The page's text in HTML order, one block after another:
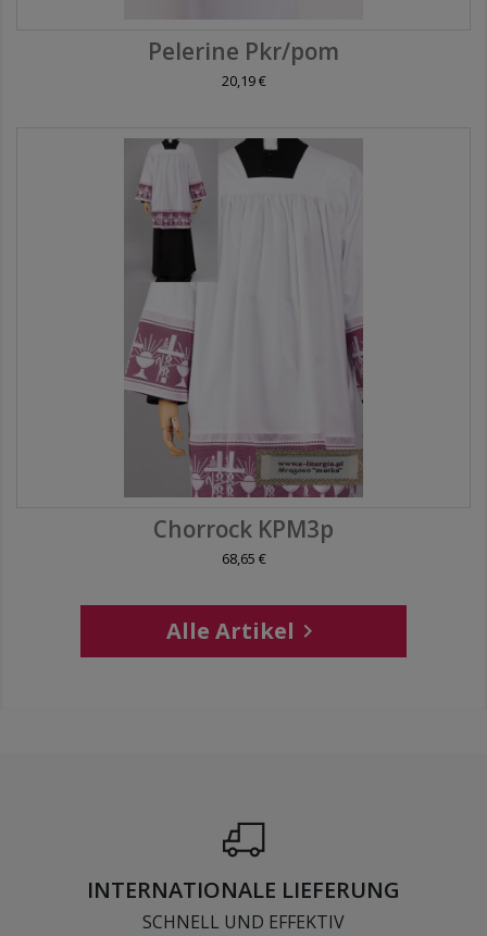
Pelerine Pkr/pom
20,19 €
Chorrock KPM3p
68,65 €
Alle Artikel 
INTERNATIONALE LIEFERUNG
SCHNELL UND EFFEKTIV